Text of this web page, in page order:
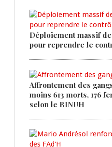
Déploiement massif
pour reprendre le
Affrontement des
moins 613 morts, 176
selon le BINUH